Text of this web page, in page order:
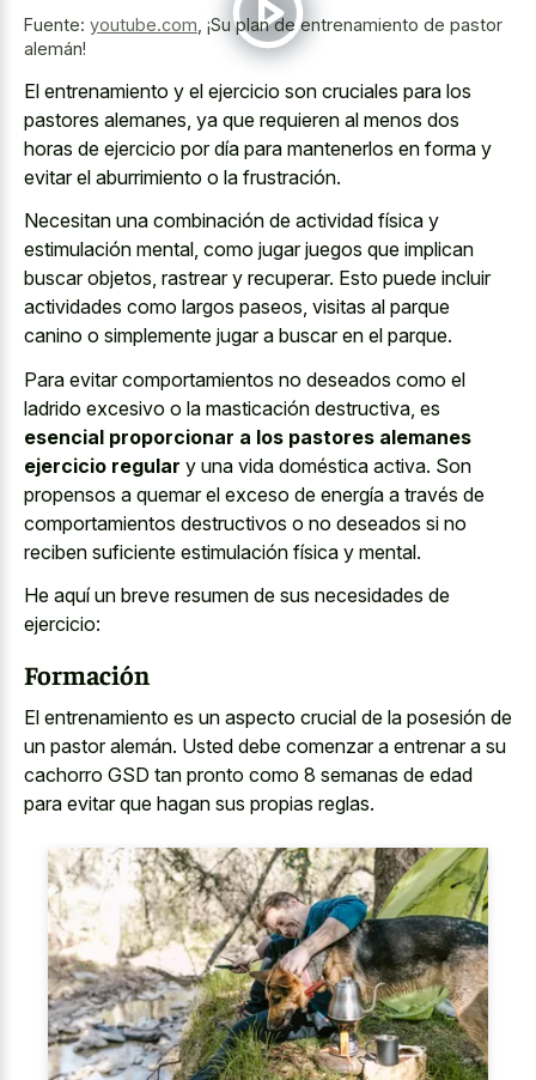
Fuente: youtube.com ¡Su plan de entrenamiento de pastor
alemán!
El entrenamiento y el ejercicio son cruciales para los
pastores alemanes, ya que requieren al menos dos
horas de ejercicio por día para mantenerlos en forma y
evitar el aburrimiento o la frustración.
Necesitan una combinación de actividad física y
estimulación mental, como jugar juegos que implican
buscar objetos, rastrear y recuperar. Esto puede incluir
actividades como largos paseos, visitas al parque
canino o simplemente jugara buscar en el parque.
Para evitar comportamientos no deseados como el
ladrido excesivo o la masticación destructiva, es
esencial proporcionar a los pastores alemanes
ejercicio regular y una vida doméstica activa. Son
propensos a quemar el exceso de energía a través de
comportamientos destructivos o no deseados si no
reciben suficiente estimulación física y mental.
He aquí un breve resumen de sus necesidades de
ejercicio:
Formación
El entrenamiento es un aspecto crucial de la posesión de
un pastor alemán. Usted debe comenzar a entrenar a su
cachorro GSD tan pronto como 8 semanas de edad
para evitar que hagan sus propias reglas.